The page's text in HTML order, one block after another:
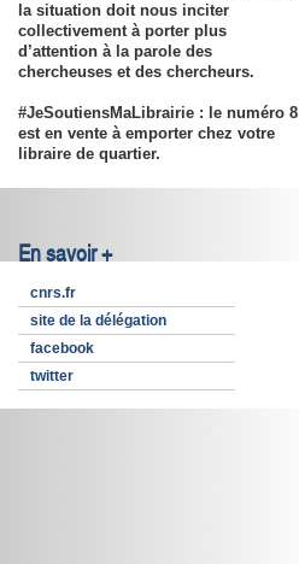
la situation doit nous inciter
collectivement à porter plus
d’attention à la parole des
chercheuses et des chercheurs.
#JeSoutiensMaLibrairie : le numéro 8
est en vente à emporter chez votre
libraire de quartier.
En savoir +
cnrs.fr
site de la délégation
facebook
twitter